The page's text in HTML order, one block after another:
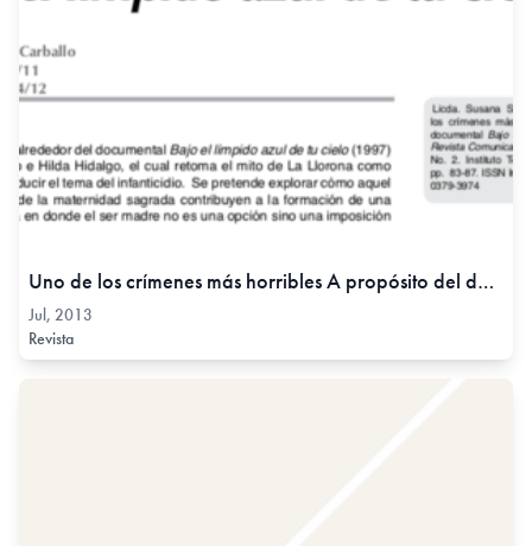
Uno de los crímenes más horribles A propósito del documental Bajo el límpido azul de tu cielo, Jul, 2013
Jul, 2013
Revista